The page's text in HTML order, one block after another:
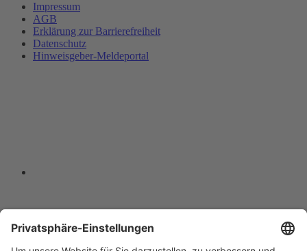
Impressum
AGB
Erklärung zur Barrierefreiheit
Datenschutz
Hinweisgeber-Meldeportal